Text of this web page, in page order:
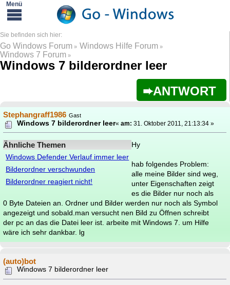
Go Windows Forum » Windows Hilfe Forum »
Windows 7 Forum »
Windows 7 bilderordner leer
ANTWORT
Stephangraff1986 Gast
Windows 7 bilderordner leer«am: 31. Oktober 2011, 21:13:34 »
Ähnliche Themen
Windows Defender Verlauf immer leer
Bilderordner verschwunden
Bilderordner reagiert nicht!
Hy
hab folgendes Problem:
alle meine Bilder sind weg,
unter Eigenschaften zeigt
es die Bilder nur noch als
0 Byte Dateien an. Ordner und Bilder werden nur noch als Symbol
angezeigt und sobald.man versucht nen Bild zu Öffnen schreibt
der pc an das die Datei leer ist. arbeite mit Windows 7. um Hilfe
wäre ich sehr dankbar. lg
(auto)bot
Windows 7 bilderordner leer